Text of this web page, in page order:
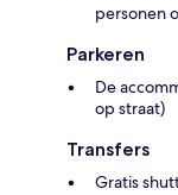
personen
Parkeren
De
op straat)
Transfers
Gratis